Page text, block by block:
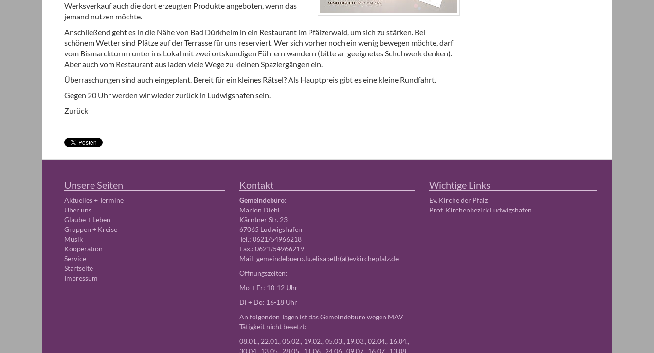
Werksverkauf auch die dort erzeugten Produkte angeboten, wenn das
jemand nutzen möchte.
Anschließend geht es in die Nähe von Bad Dürkheim in ein Restaurant im Pfälzerwald, um sich zu stärken. Bei
schönem Wetter sind Plätze auf der Terrasse für uns reserviert. Wer sich vorher noch ein wenig bewegen möchte, darf
vom Bismarckturm runter ins Lokal mit zwei ortskundigen Führern wandern (bitte an geeignetes Schuhwerk denken).
Aber auch vom Restaurant aus laden viele Wege zu kleinen Spaziergängen ein.
Überraschungen sind auch eingeplant. Bereit für ein kleines Rätsel? Als Hauptpreis gibt es eine kleine Rundfahrt.
Gegen 20 Uhr werden wir wieder zurück in Ludwigshafen sein.
Zurück
Unsere Seiten
Aktuelles + Termine
Über uns
Glaube + Leben
Gruppen + Kreise
Musik
Kooperation
Service
Startseite
Impressum
Kontakt
Gemeindebüro:
Marion Diehl
Kärntner Str. 23
67065 Ludwigshafen
Tel.: 0621/54966218
Fax.: 0621/54966219
Mail: gemeindebuero.lu.elisabeth(at)evkirchepfalz.de
Öffnungszeiten:
Mo + Fr: 10-12 Uhr
Di + Do: 16-18 Uhr
An folgenden Tagen ist das Gemeindebüro wegen MAV
Tätigkeit nicht besetzt:
08.01., 22.01., 05.02., 19.02., 05.03., 19.03., 02.04., 16.04.,
30.04., 13.05., 28.05., 11.06., 24.06., 09.07., 16.07., 13.08.,
Wichtige Links
Ev. Kirche der Pfalz
Prot. Kirchenbezirk Ludwigshafen